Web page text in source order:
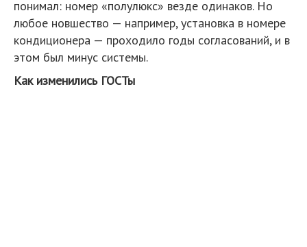
понимал: номер «полулюкс» везде одинаков. Но
любое новшество — например, установка в номере
кондиционера — проходило годы согласований, и в
этом был минус системы.
Как изменились ГОСТы